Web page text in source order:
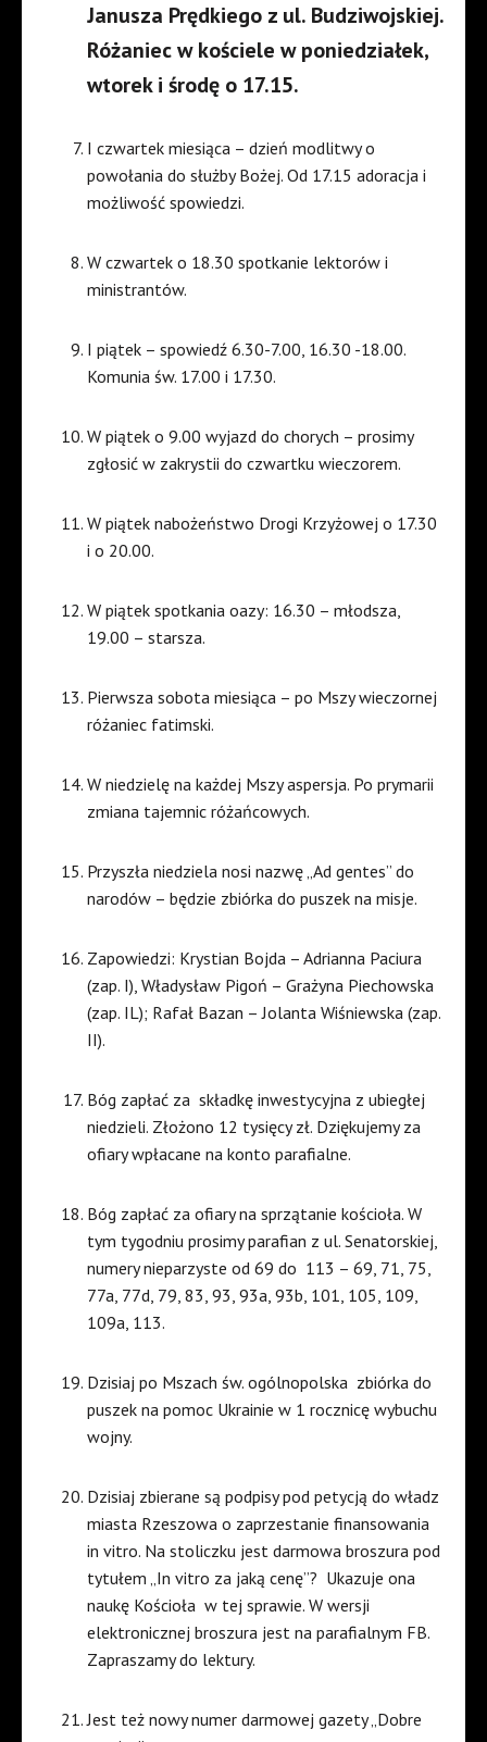
Janusza Prędkiego z ul. Budziwojskiej.
Różaniec w kościele w poniedziałek,
wtorek i środę o 17.15.
I czwartek miesiąca – dzień modlitwy o
powołania do służby Bożej. Od 17.15 adoracja i
możliwość spowiedzi.
W czwartek o 18.30 spotkanie lektorów i
ministrantów.
I piątek – spowiedź 6.30-7.00, 16.30 -18.00.
Komunia św. 17.00 i 17.30.
W piątek o 9.00 wyjazd do chorych – prosimy
zgłosić w zakrystii do czwartku wieczorem.
W piątek nabożeństwo Drogi Krzyżowej o 17.30
i o 20.00.
W piątek spotkania oazy: 16.30 – młodsza,
19.00 – starsza.
Pierwsza sobota miesiąca – po Mszy wieczornej
różaniec fatimski.
W niedzielę na każdej Mszy aspersja. Po prymarii
zmiana tajemnic różańcowych.
Przyszła niedziela nosi nazwę „Ad gentes” do
narodów – będzie zbiórka do puszek na misje.
Zapowiedzi: Krystian Bojda – Adrianna Paciura
(zap. I), Władysław Pigoń – Grażyna Piechowska
(zap. IL); Rafał Bazan – Jolanta Wiśniewska (zap.
II).
Bóg zapłać za składkę inwestycyjna z ubiegłej
niedzieli. Złożono 12 tysięcy zł. Dziękujemy za
ofiary wpłacane na konto parafialne.
Bóg zapłać za ofiary na sprzątanie kościoła. W
tym tygodniu prosimy parafian z ul. Senatorskiej,
numery nieparzyste od 69 do 113 – 69, 71, 75,
77a, 77d, 79, 83, 93, 93a, 93b, 101, 105, 109,
109a, 113.
Dzisiaj po Mszach św. ogólnopolska zbiórka do
puszek na pomoc Ukrainie w 1 rocznicę wybuchu
wojny.
Dzisiaj zbierane są podpisy pod petycją do władz
miasta Rzeszowa o zaprzestanie finansowania
in vitro. Na stoliczku jest darmowa broszura pod
tytułem „In vitro za jaką cenę”? Ukazuje ona
naukę Kościoła w tej sprawie. W wersji
elektronicznej broszura jest na parafialnym FB.
Zapraszamy do lektury.
Jest też nowy numer darmowej gazety „Dobre